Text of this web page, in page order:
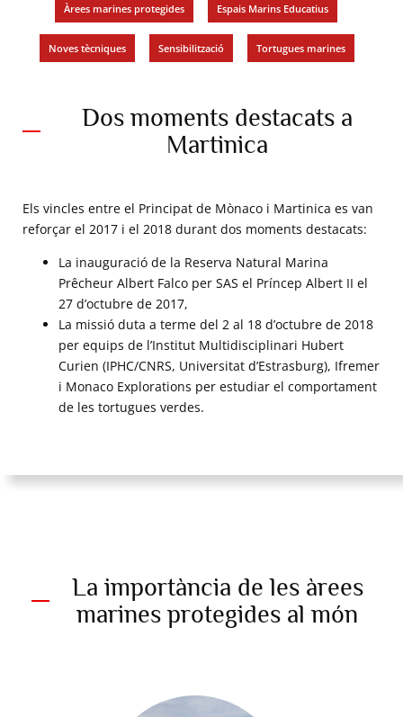
Àrees marines protegides Espais Marins Educatius
Noves tècniques Sensibilització Tortugues marines
Dos moments destacats a
Martinica
Els vincles entre el Principat de Mònaco i Martinica es van
reforçar el 2017 i el 2018 durant dos moments destacats:
La inauguració de la Reserva Natural Marina
Prêcheur Albert Falco per SAS el Príncep Albert II el
27 d’octubre de 2017,
La missió duta a terme del 2 al 18 d’octubre de 2018
per equips de l’Institut Multidisciplinari Hubert
Curien (IPHC/CNRS, Universitat d’Estrasburg), Ifremer
i Monaco Explorations per estudiar el comportament
de les tortugues verdes.
La importància de les àrees
marines protegides al món